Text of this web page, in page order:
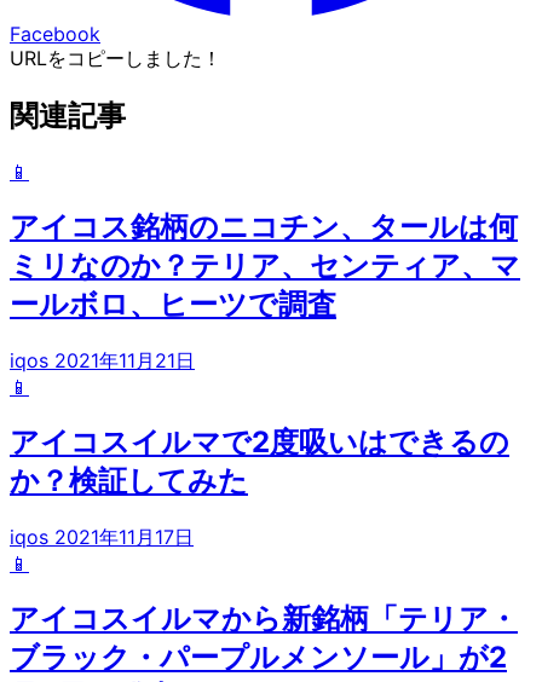
Facebook
URLをコピーしました！
関連記事
📱
アイコス銘柄のニコチン、タールは何
ミリなのか？テリア、センティア、マ
ールボロ、ヒーツで調査
iqos 2021年11月21日
📱
アイコスイルマで2度吸いはできるの
か？検証してみた
iqos 2021年11月17日
📱
アイコスイルマから新銘柄「テリア・
ブラック・パープルメンソール」が2